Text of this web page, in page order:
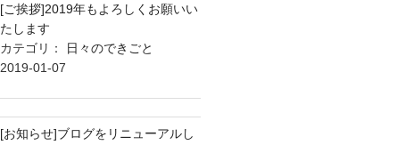
[ご挨拶]2019年もよろしくお願いい
たします
カテゴリ：
日々のできごと
2019-01-07
[お知らせ]ブログをリニューアルし